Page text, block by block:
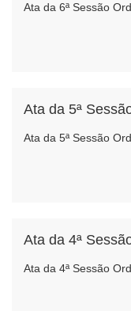
Ata da 6ª Sessão
Ata da 5ª Sessão
Ata da 4ª Sessão